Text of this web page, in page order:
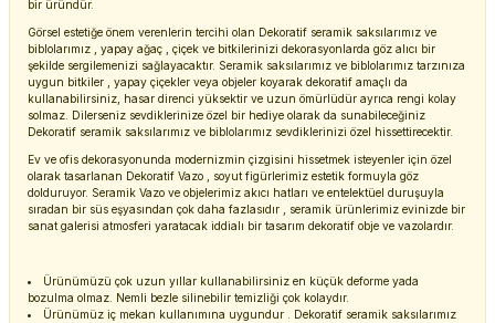
bir üründür.
Görsel estetiğe önem verenlerin tercihi olan Dekoratif seramik saksılarımız ve
biblolarımız , yapay ağaç , çiçek ve bitkilerinizi dekorasyonlarda göz alıcı bir
şekilde sergilemenizi sağlayacaktır. Seramik saksılarımız ve biblolarımız tarzınıza
uygun bitkiler , yapay çiçekler veya objeler koyarak dekoratif amaçlı da
kullanabilirsiniz, hasar direnci yüksektir ve uzun ömürlüdür ayrıca rengi kolay
solmaz. Dilerseniz sevdiklerinize özel bir hediye olarak da sunabileceğiniz
Dekoratif seramik saksılarımız ve biblolarımız sevdiklerinizi özel hissettirecektir.
Ev ve ofis dekorasyonunda modernizmin çizgisini hissetmek isteyenler için özel
olarak tasarlanan Dekoratif Vazo , soyut figürlerimiz estetik formuyla göz
dolduruyor. Seramik Vazo ve objelerimiz akıcı hatları ve entelektüel duruşuyla
sıradan bir süs eşyasından çok daha fazlasıdır , seramik ürünlerimiz evinizde bir
sanat galerisi atmosferi yaratacak iddialı bir tasarım dekoratif obje ve vazolardır.
Ürünümüzü çok uzun yıllar kullanabilirsiniz en küçük deforme yada
bozulma olmaz. Nemli bezle silinebilir temizliği çok kolaydır.
Ürünümüz iç mekan kullanımına uygundur . Dekoratif seramik saksılarımız